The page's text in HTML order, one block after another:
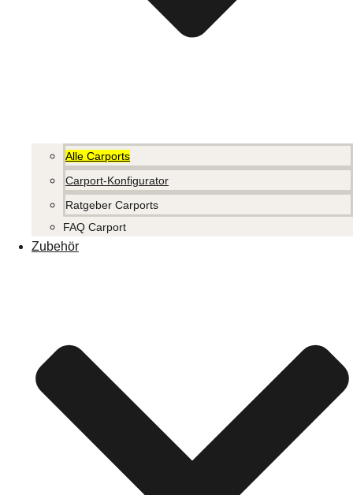
Alle Carports
Carport-Konfigurator
Ratgeber Carports
FAQ Carport
Zubehör